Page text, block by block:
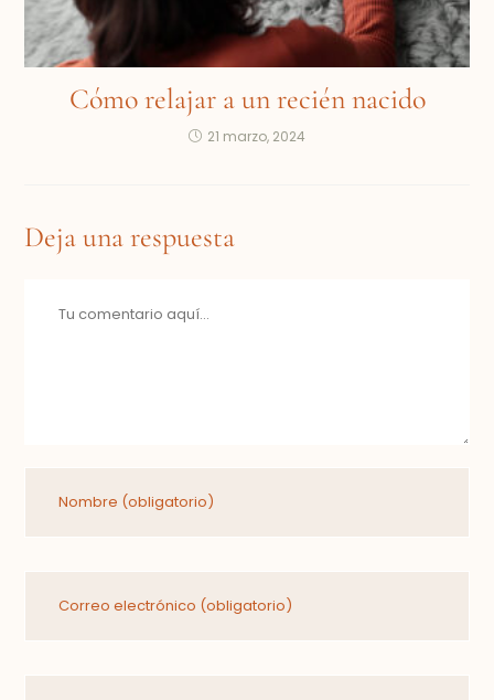
Cómo relajar a un recién nacido
21 marzo, 2024
Deja una respuesta